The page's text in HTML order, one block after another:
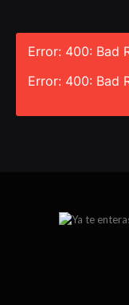
Error: 400: Bad
Error: 400: Bad